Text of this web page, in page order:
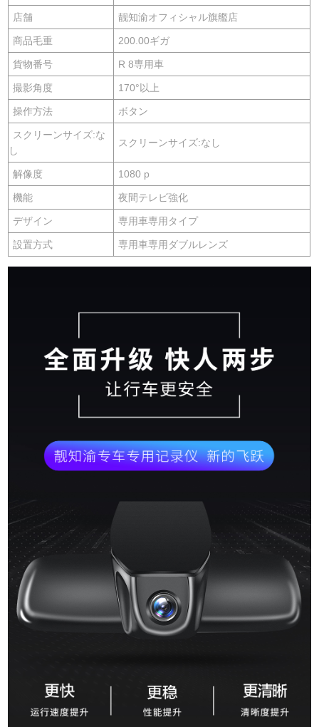
店舗 靓知渝オフィシャル旗艦店
商品毛重 200.00ギガ
貨物番号 R 8専用車
撮影角度 170°以上
操作方法 ボタン
スクリーンサイズ:な
し
スクリーンサイズ:なし
解像度 1080 p
機能 夜間テレビ強化
デザイン 専用車専用タイプ
設置方式 専用車専用ダブルレンズ